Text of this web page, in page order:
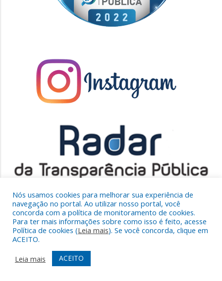
NÃO ENCONTROU O QUE QUERIA?
Nós usamos cookies para melhorar sua experiência de
navegação no portal. Ao utilizar nosso portal, você
concorda com a política de monitoramento de cookies.
Para ter mais informações sobre como isso é feito, acesse
Política de cookies (Leia mais). Se você concorda, clique em
ACEITO.
Leia mais
ACEITO